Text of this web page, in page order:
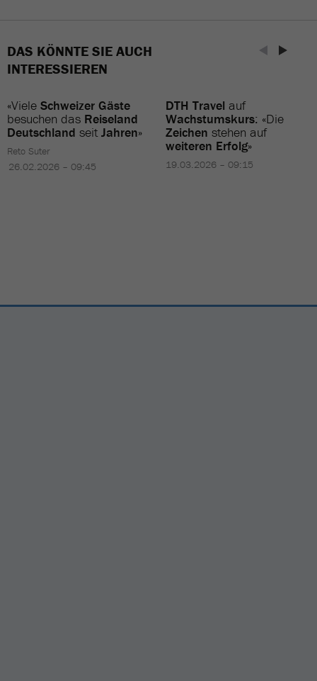
DAS KÖNNTE SIE AUCH
INTERESSIEREN
«Viele Schweizer Gäste
besuchen das Reiseland
Deutschland seitJahren»
Reto Suter
26.02.2026 – 09:45
DTH Travel auf
Wachstumskurs: «Die
Zeichen stehen auf
weiteren Erfolg»
19.03.2026 – 09:15